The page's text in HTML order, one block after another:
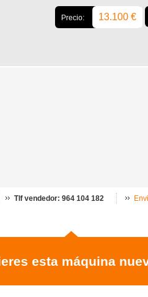
Precio: 13.100 €
Tlf vendedor: 964 104 182
esta máquina